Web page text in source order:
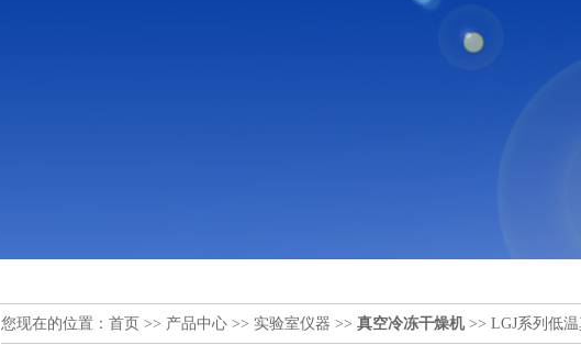
您现在的位置： 首页 >> 产品中心 >> 实验室仪器 >> 真空冷冻干燥机>> LGJ系列低